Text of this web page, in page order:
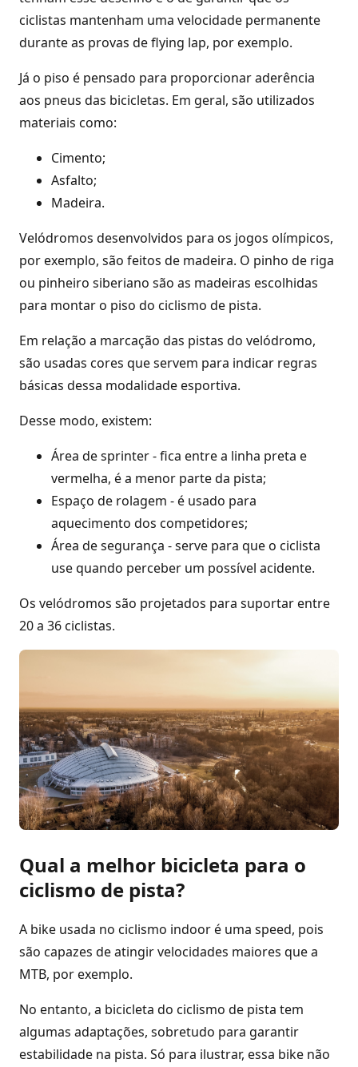
ciclistas mantenham uma velocidade permanente
durante as provas de flying lap, por exemplo.
Já o piso é pensado para proporcionar aderência
aos pneus das bicicletas. Em geral, são utilizados
materiais como:
Cimento;
Asfalto;
Madeira.
Velódromos desenvolvidos para os jogos olímpicos,
por exemplo, são feitos de madeira. O pinho de riga
ou pinheiro siberiano são as madeiras escolhidas
para montar o piso do ciclismo de pista.
Em relação a marcação das pistas do velódromo,
são usadas cores que servem para indicar regras
básicas dessa modalidade esportiva.
Desse modo, existem:
Área de sprinter - fica entre a linha preta e
vermelha, é a menor parte da pista;
Espaço de rolagem - é usado para
aquecimento dos competidores;
Área de segurança - serve para que o ciclista
use quando perceber um possível acidente.
Os velódromos são projetados para suportar entre
20 a 36 ciclistas.
Qual a melhor bicicleta para o
ciclismo de pista?
A bike usada no ciclismo indoor é uma speed, pois
são capazes de atingir velocidades maiores que a
MTB, por exemplo.
No entanto, a bicicleta do ciclismo de pista tem
algumas adaptações, sobretudo para garantir
estabilidade na pista. Só para ilustrar, essa bike não